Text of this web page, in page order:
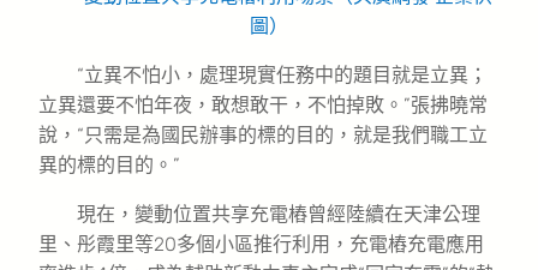
圖）
“立異不怕小，處理現實任務中的題目就是立異；
立異還要不怕年夜，敢想敢干，不怕掉敗。”張拂曉常
說，“只需是為國民辦事的標的目的，就是我們職工立
異的標的目的。”
現在，變動位置共享充電樁曾經陸續在天津公理
里、彤霞里等20多個小區推行利用，充電樁充電應用